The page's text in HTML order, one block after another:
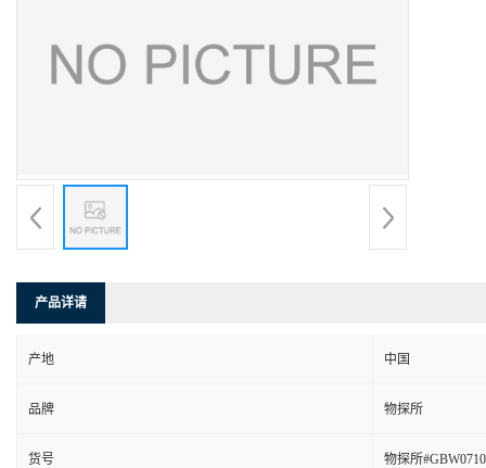
产品详请
产地 中国
品牌 物探所
货号 物探所